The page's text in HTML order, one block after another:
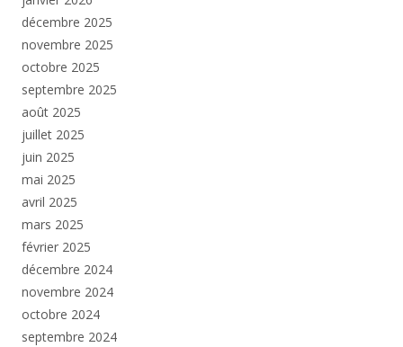
décembre 2025
novembre 2025
octobre 2025
septembre 2025
août 2025
juillet 2025
juin 2025
mai 2025
avril 2025
mars 2025
février 2025
décembre 2024
novembre 2024
octobre 2024
septembre 2024